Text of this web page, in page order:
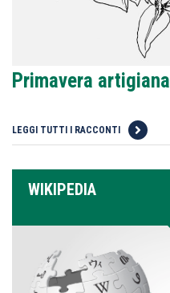
Primavera artigiana
LEGGI TUTTI I RACCONTI
WIKIPEDIA